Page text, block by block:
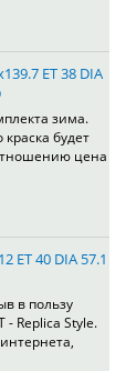
ET 38 DIA
зима.
будет
цена
ET 40 DIA 57.1
в пользу
- Replica Style.